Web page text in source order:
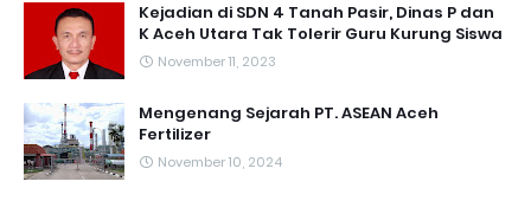
Kejadian di SDN 4 Tanah Pasir, Dinas P dan
K Aceh Utara Tak Tolerir Guru Kurung Siswa
November 11, 2023
Mengenang Sejarah PT. ASEAN Aceh
Fertilizer
November 10, 2024